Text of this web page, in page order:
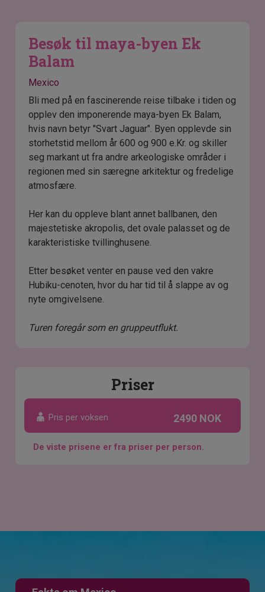
Besøk til maya-byen Ek
Balam
Mexico
Bli med på en fascinerende reise tilbake i tiden og
opplev den imponerende maya-byen Ek Balam,
hvis navn betyr "Svart Jaguar". Byen opplevde sin
storhetstid mellom år 600 og 900 e.Kr. og skiller
seg markant ut fra andre arkeologiske områder i
regionen med sin særegne arkitektur og fredelige
atmosfære.
Her kan du oppleve blant annet ballbanen, den
majestetiske akropolis, det ovale palasset og de
karakteristiske tvillinghusene.
Etter besøket venter en pause ved den vakre
Hubiku-cenoten, hvor du har tid til å slappe av og
nyte omgivelsene.
Turen foregår som en gruppeutflukt.
Priser
Pris per voksen 2490 NOK
De viste prisene er fra priser per person.